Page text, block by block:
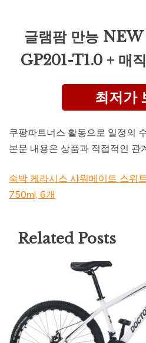
글램팜 만능 NEW
GP201-T1.0 + 매
최저가
쿠팡파트너스 활동으로 일정의
본문 내용은 상품과 직접적인 관
숙박 케라시스 샤워메이트 스위
750ml, 6개
Related Posts